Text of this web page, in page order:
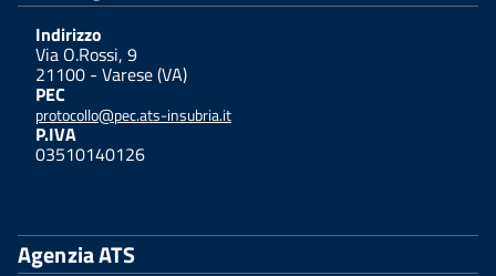
Indirizzo
Via O.Rossi, 9
21100 - Varese (VA)
PEC
protocollo@pec.ats-insubria.it
P.IVA
03510140126
Agenzia ATS